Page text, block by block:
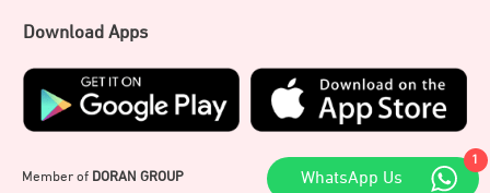
Download Apps
Member of DORAN GROUP
1
WhatsApp Us